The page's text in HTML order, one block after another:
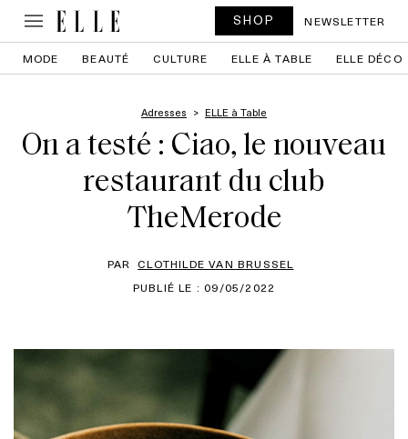
SHOP NEWSLETTER
MODE BEAUTÉ CULTURE ELLE À TABLE ELLE DÉCO
Adresses ELLE à Table
On a testé : Ciao, le nouveau
restaurant du club
TheMerode
PAR CLOTHILDE VAN BRUSSEL
PUBLIÉ LE : 09/05/2022